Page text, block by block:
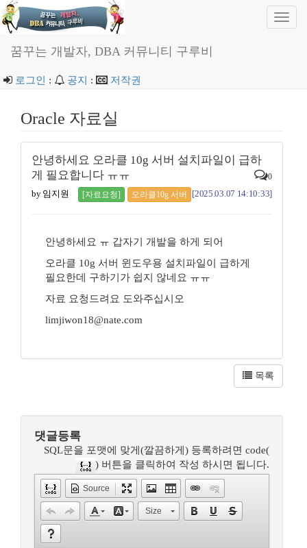
꿈꾸는 개발자, DBA 커뮤니티 구루비
로그인 : 공지 : 저작권
Oracle 자료실
안녕하세요 오라클 10g 서버 설치파일이 급하
게 필요합니다 ㅠㅠ
0
by 임지원 [자료요청] 오라클10g 서버 [2025.03.07 14:10:33]
안녕하세요 ㅠ 갑자기 개발을 하게 되어
오라클 10g 서버 윈도우용 설치파일이 급하게
필요한데 구하기가 쉽지 않네요 ㅠㅠ
자료 요청드려요 도와주십시오
limjiwon18@nate.com
목록
댓글등록
SQL문을 포맷에 맞게(깔끔하게) 등록하려면 code(
) 버튼을 클릭하여 작성 하시면 됩니다.
Source
Size